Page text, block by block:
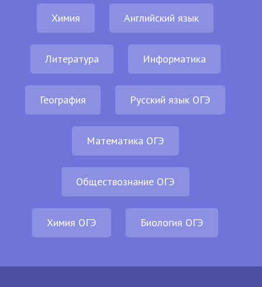
Химия Английский язык
Литература Информатика
География Русский язык ОГЭ
Математика ОГЭ
Обществознание ОГЭ
Химия ОГЭ Биология ОГЭ